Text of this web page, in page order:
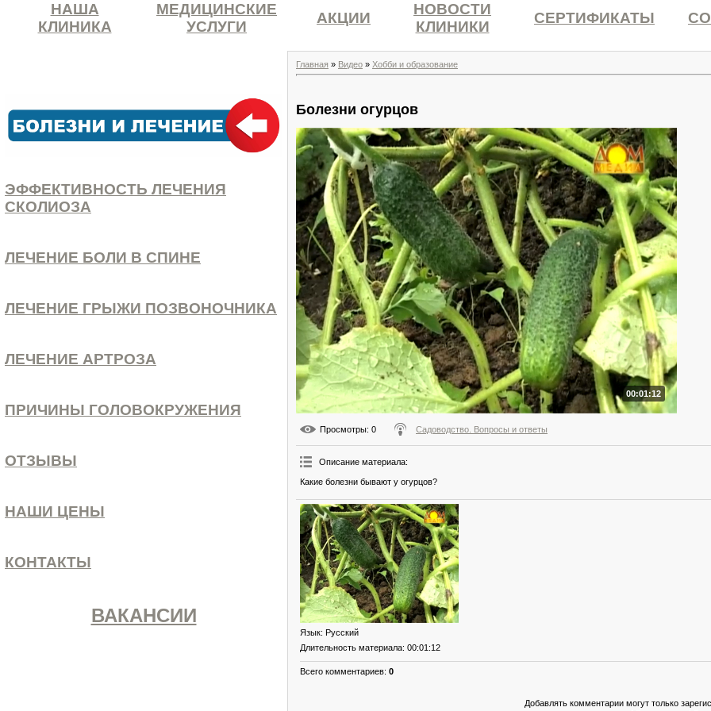
НАША
КЛИНИКА
МЕДИЦИНСКИЕ
УСЛУГИ
АКЦИИ
НОВОСТИ
КЛИНИКИ
СЕРТИФИКАТЫ
ЭФФЕКТИВНОСТЬ ЛЕЧЕНИЯ
СКОЛИОЗА
ЛЕЧЕНИЕ БОЛИ В СПИНЕ
ЛЕЧЕНИЕ ГРЫЖИ ПОЗВОНОЧНИКА
ЛЕЧЕНИЕ АРТРОЗА
ПРИЧИНЫ ГОЛОВОКРУЖЕНИЯ
ОТЗЫВЫ
НАШИ ЦЕНЫ
КОНТАКТЫ
ВАКАНСИИ
Главная » Видео » Хобби и образование
Болезни огурцов
00:01:12
Просмотры: 0 Садоводство. Вопросы и ответы
Описание материала:
Какие болезни бывают у огурцов?
Язык: Русский
Длительность материала: 00:01:12
Всего комментариев: 0
Добавлять комментарии могут только